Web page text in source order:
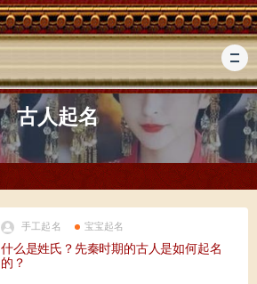
古人起名
手工起名 宝宝起名
什么是姓氏？先秦时期的古人是如何起名
的？